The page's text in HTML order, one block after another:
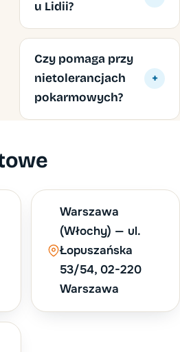
u Lidii?
Czy pomaga przy
nietolerancjach
pokarmowych?
+
Warszawa
(Włochy) — ul.
Łopuszańska
53/54, 02-220
Warszawa